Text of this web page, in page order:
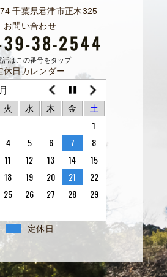
千葉県君津市正木325
お問い合わせ
話はこの番号をタップ
休日カレンダー
火 水 木 金 土
1
4 5 6 7
8
11 12 13 14
15
18 19 20 21
22
25 26 27 28
29
定休日